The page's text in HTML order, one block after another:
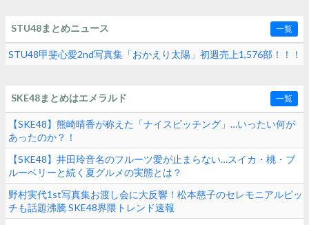
STU48まとめニュース 一覧
STU48甲斐心愛2nd写真集「おかえり太陽」初週売上1,576部！！！
SKE48まとめはエメラルド 一覧
【SKE48】熊崎晴香が称えた「ナイスピッチング」…いったい何が
あったのか？！
【SKE48】井田玲音名のフルーツ愛が止まらない…スイカ・桃・ブ
ルーベリーと続く夏グルメの実態とは？
野村実代1st写真集お渡し会に大反響！松本慈子のセレモニアルピッ
チも話題沸騰 SKE48界隈トレンド速報